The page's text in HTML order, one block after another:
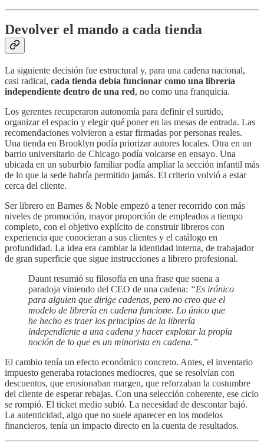
Devolver el mando a cada tienda
La siguiente decisión fue estructural y, para una cadena nacional,
casi radical, cada tienda debía funcionar como una librería
independiente dentro de una red, no como una franquicia.
Los gerentes recuperaron autonomía para definir el surtido,
organizar el espacio y elegir qué poner en las mesas de entrada. Las
recomendaciones volvieron a estar firmadas por personas reales.
Una tienda en Brooklyn podía priorizar autores locales. Otra en un
barrio universitario de Chicago podía volcarse en ensayo. Una
ubicada en un suburbio familiar podía ampliar la sección infantil más
de lo que la sede habría permitido jamás. El criterio volvió a estar
cerca del cliente.
Ser librero en Barnes & Noble empezó a tener recorrido con más
niveles de promoción, mayor proporción de empleados a tiempo
completo, con el objetivo explícito de construir libreros con
experiencia que conocieran a sus clientes y el catálogo en
profundidad. La idea era cambiar la identidad interna, de trabajador
de gran superficie que sigue instrucciones a librero profesional.
Daunt resumió su filosofía en una frase que suena a
paradoja viniendo del CEO de una cadena: “Es irónico
para alguien que dirige cadenas, pero no creo que el
modelo de librería en cadena funcione. Lo único que
he hecho es traer los principios de la librería
independiente a una cadena y hacer explotar la propia
noción de lo que es un minorista en cadena.”
El cambio tenía un efecto económico concreto. Antes, el inventario
impuesto generaba rotaciones mediocres, que se resolvían con
descuentos, que erosionaban margen, que reforzaban la costumbre
del cliente de esperar rebajas. Con una selección coherente, ese ciclo
se rompió. El ticket medio subió. La necesidad de descontar bajó.
La autenticidad, algo que no suele aparecer en los modelos
financieros, tenía un impacto directo en la cuenta de resultados.